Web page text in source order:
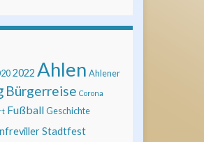
2022 Ahlen Ahlener
Bürgerreise Corona
FußballGeschichte
Stadtfest